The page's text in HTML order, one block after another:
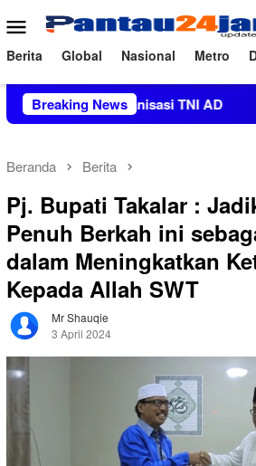
ke
konten
Menu
Mobile
Berita Global Nasional Metro
Breaking News
Organisasi TNI AD
Beranda Berita
Pj. Bupati Takalar :
Penuh Berkah ini
dalam Meningkatkan
Kepada Allah SWT
Mr Shauqie
3 April 2024